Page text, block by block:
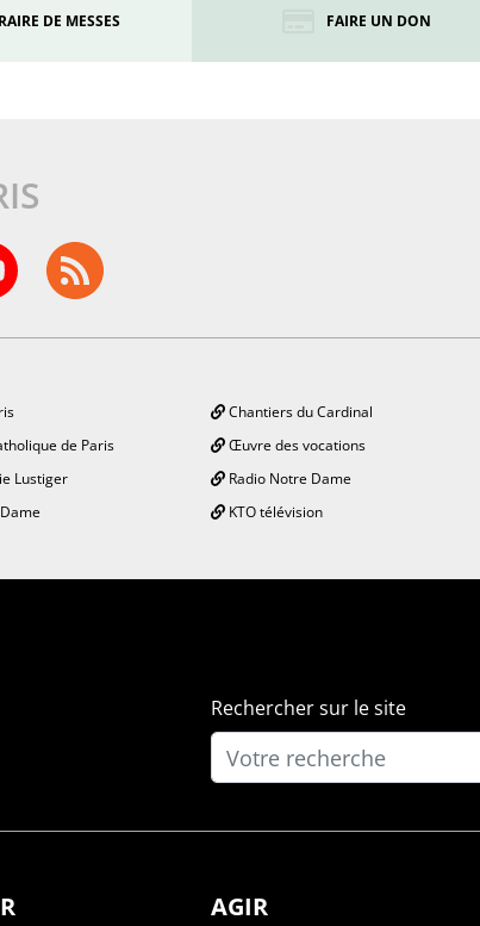
DE MESSES FAIRE UN DON
de Paris
Lustiger
Chantiers du Cardinal
Œuvre des vocations
Radio Notre Dame
KTO télévision
Rechercher sur le site
AGIR